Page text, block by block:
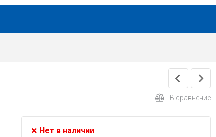
В сравнение
Нет в наличии